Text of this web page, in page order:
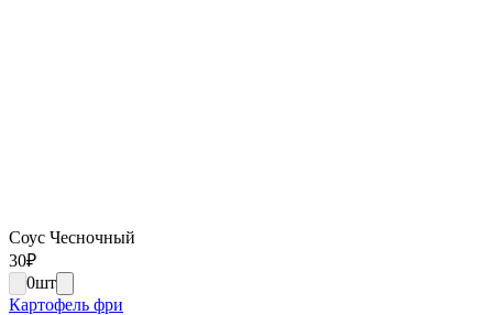
Соус Чесночный
30₽
0шт
Картофель фри